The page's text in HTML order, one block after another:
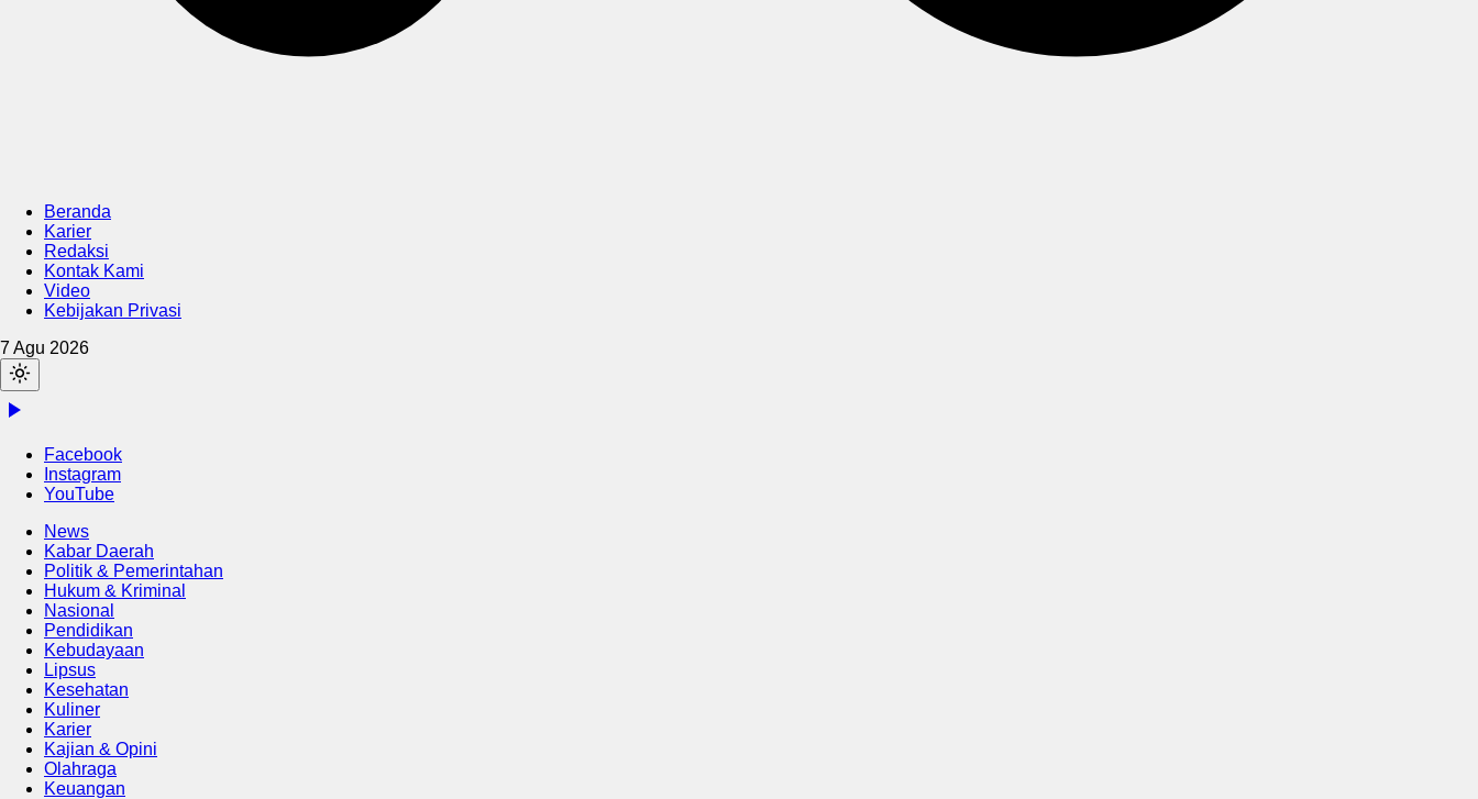
Beranda
Karier
Redaksi
Kontak Kami
Video
Kebijakan Privasi
7 Agu 2026
Facebook
Instagram
YouTube
News
Kabar Daerah
Politik & Pemerintahan
Hukum & Kriminal
Nasional
Pendidikan
Kebudayaan
Lipsus
Kesehatan
Kuliner
Karier
Kajian & Opini
Olahraga
Keuangan